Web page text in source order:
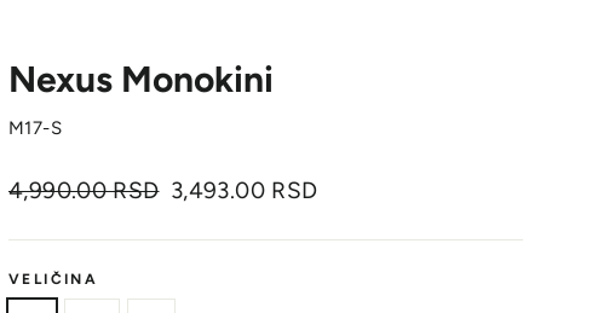
Nexus Monokini
M17-S
Originalna
4,990.00 RSD Cena
popustom
3,493.00 RSD
VELIČINA